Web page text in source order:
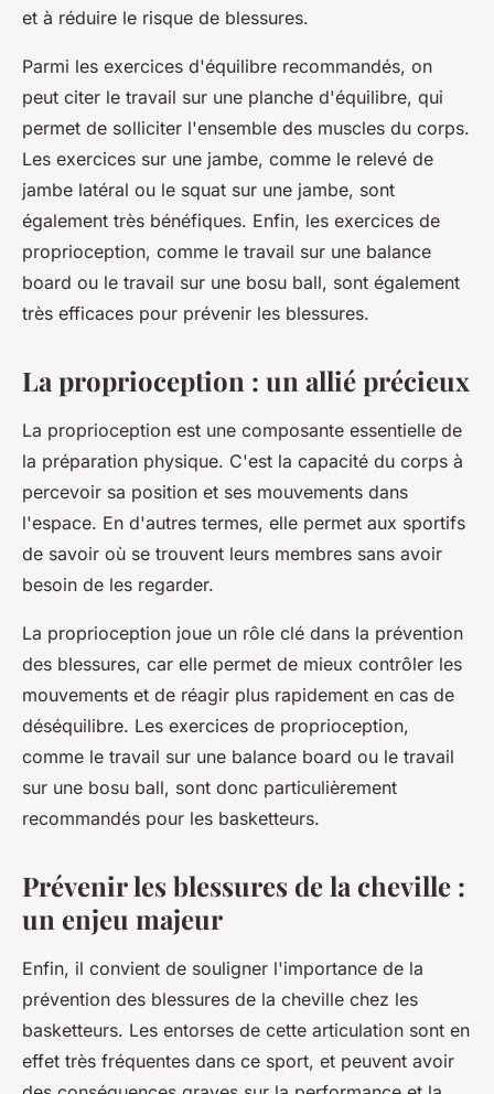
et à réduire le risque de blessures.
Parmi les exercices d'équilibre recommandés, on
peut citer le travail sur une planche d'équilibre, qui
permet de solliciter l'ensemble des muscles du corps.
Les exercices sur une jambe, comme le relevé de
jambe latéral ou le squat sur une jambe, sont
également très bénéfiques. Enfin, les exercices de
proprioception, comme le travail sur une balance
board ou le travail sur une bosu ball, sont également
très efficaces pour prévenir les blessures.
La proprioception : un allié précieux
La proprioception est une composante essentielle de
la préparation physique. C'est la capacité du corps à
percevoir sa position et ses mouvements dans
l'espace. En d'autres termes, elle permet aux sportifs
de savoir où se trouvent leurs membres sans avoir
besoin de les regarder.
La proprioception joue un rôle clé dans la prévention
des blessures, car elle permet de mieux contrôler les
mouvements et de réagir plus rapidement en cas de
déséquilibre. Les exercices de proprioception,
comme le travail sur une balance board ou le travail
sur une bosu ball, sont donc particulièrement
recommandés pour les basketteurs.
Prévenir les blessures de la cheville :
un enjeu majeur
Enfin, il convient de souligner l'importance de la
prévention des blessures de la cheville chez les
basketteurs. Les entorses de cette articulation sont en
effet très fréquentes dans ce sport, et peuvent avoir